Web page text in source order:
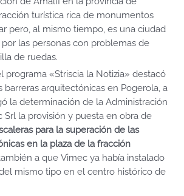
turística rica de monumentos
pero, al mismo tiempo, es una ciudad
las personas con problemas de
de ruedas.
programa «Striscia la Notizia» destacó
arquitectónicas en Pogerola, a
la determinación de la Administración
Srl la provisión y puesta en obra de
para la superación de las
en la plaza de la fracción
también a que Vimec ya había instalado
mismo tipo en el centro histórico de